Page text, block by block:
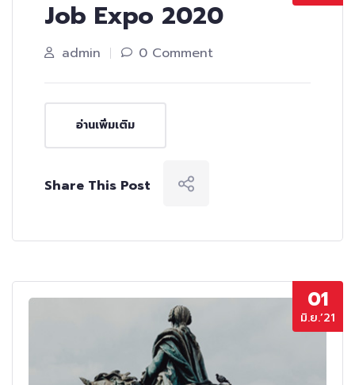
Job Expo 2020
admin 0 Comment
อ่านเพิ่มเติม
Share This Post
01
มิ.ย.’21